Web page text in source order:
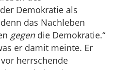
Demokratie als
das Nachleben
gegendie Demokratie.“
er damit meinte. Er
herrschende